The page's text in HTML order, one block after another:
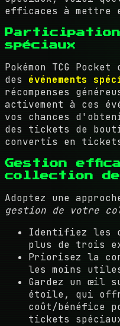
efficaces à mettre
Participation
spéciaux
Pokémon TCG
des événements
récompenses
activement à ces
vos chances
des tickets de
convertis en
Gestion
collection
Adoptez une
gestion de votre
Identifiez les
plus de trois
Priorisez la
les moins
Gardez un œil
étoile, qui
coût/bénéfice
tickets